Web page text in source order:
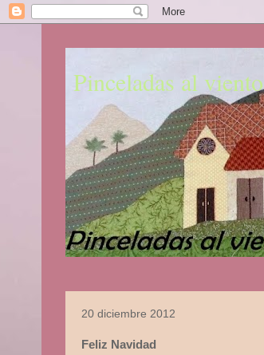
Pinceladas al viento
20 diciembre 2012
Feliz Navidad